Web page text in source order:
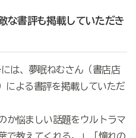
な書評も掲載していただき
には、夢眠ねむさん（書店店
による書評を掲載していただ
か悩ましい話題をウルトラマ
で教えてくれる。」「憧れの